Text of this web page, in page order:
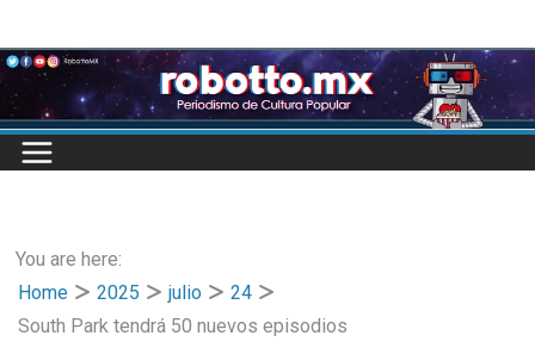
to
content
You are here:
Home
2025 julio
24
South Park tendrá 50 nuevos episodios